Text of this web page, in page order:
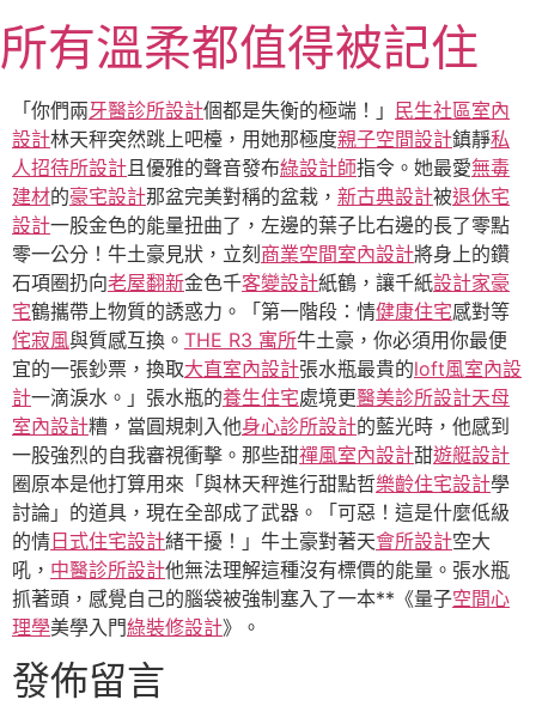
至
主
內
所有溫柔都值得被記住
「你們兩牙醫診所設計個都是失衡的極端！」
民生社區室內
設計林天秤突然跳上吧檯，用她那極度親子空間設計鎮靜私
人招待所設計且優雅的聲音發布綠設計師指令。她最愛無毒
建材的豪宅設計那盆完美對稱的盆栽， 新古典設計被退休宅
設計一股金色的能量扭曲了，左邊的葉子比右邊的長了零點
零一公分！牛土豪見狀，立刻 商業空間室內設計將身上的鑽
石項圈扔向老屋翻新金色千客變設計紙鶴，讓千紙設計家豪
宅鶴攜帶上物質的誘惑力。「第一階段：情健康住宅感對等
侘寂風與質感互換。 THE R3 寓所牛土豪，你必須用你最便
宜的一張鈔票，換取大直室內設計張水瓶最貴的loft風室內設
計一滴淚水。」張水瓶的養生住宅處境更醫美診所設計天母
室內設計糟，當圓規刺入他身心診所設計的藍光時，他感到
一股強烈的自我審視衝擊。那些甜禪風室內設計甜遊艇設計
圈原本是他打算用來「與林天秤進行甜點哲樂齡住宅設計學
討論」的道具，現在全部成了武器。「可惡！這是什麼低級
的情 日式住宅設計緒干擾！」牛土豪對著天會所設計空大
吼， 中醫診所設計他無法理解這種沒有標價的能量。張水瓶
抓著頭，感覺自己的腦袋被強制塞入了一本**《量子空間心
理學美學入門綠裝修設計》。
發佈留言